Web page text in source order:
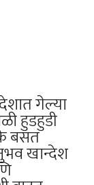
गेल्या
हुडहुडी
बसत
खान्देश